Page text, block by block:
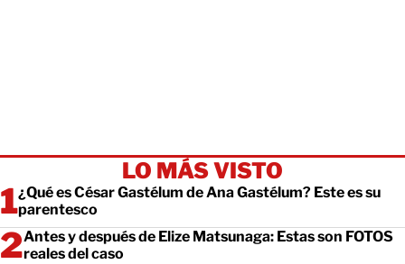
LO MÁS VISTO
¿Qué es César Gastélum de Ana Gastélum? Este es su
parentesco
Antes y después de Elize Matsunaga: Estas son FOTOS
reales del caso